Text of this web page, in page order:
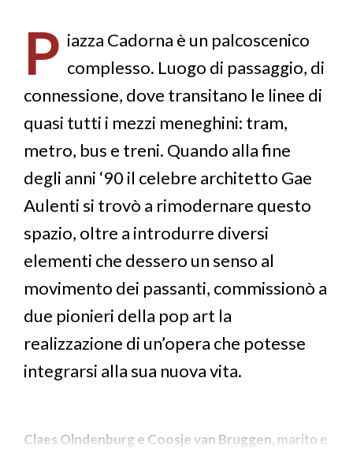
di
pane
P iazza Cadorna è un palcoscenico
complesso. Luogo di passaggio, di
connessione, dove transitano le linee di
quasi tutti i mezzi meneghini: tram,
metro, bus e treni. Quando alla fine
degli anni ‘90 il celebre architetto Gae
Aulenti si trovò a rimodernare questo
spazio, oltre a introdurre diversi
elementi che dessero un senso al
movimento dei passanti, commissionò a
due pionieri della pop art la
realizzazione di un’opera che potesse
integrarsi alla sua nuova vita.
Claes Olndenburg e Coosje van Bruggen, marito e